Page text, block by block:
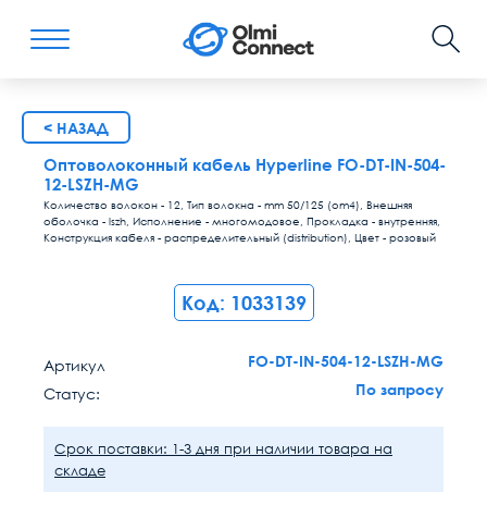
< НАЗАД
Оптоволоконный кабель Hyperline FO-DT-IN-504-
12-LSZH-MG
Количество волокон - 12, Тип волокна - mm 50/125 (om4), Внешняя
оболочка - lszh, Исполнение - многомодовое, Прокладка - внутренняя,
Конструкция кабеля - распределительный (distribution), Цвет - розовый
Код: 1033139
Артикул
FO-DT-IN-504-12-LSZH-MG
Статус:
По запросу
Срок поставки: 1-3 дня при наличии товара на
складе